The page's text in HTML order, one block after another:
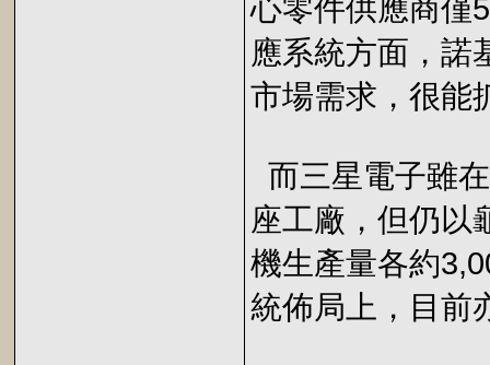
心零件供應商僅
應系統方面，諾
市場需求，很能
而三星電子雖
座工廠，但仍以
機生產量各約
統佈局上，目前